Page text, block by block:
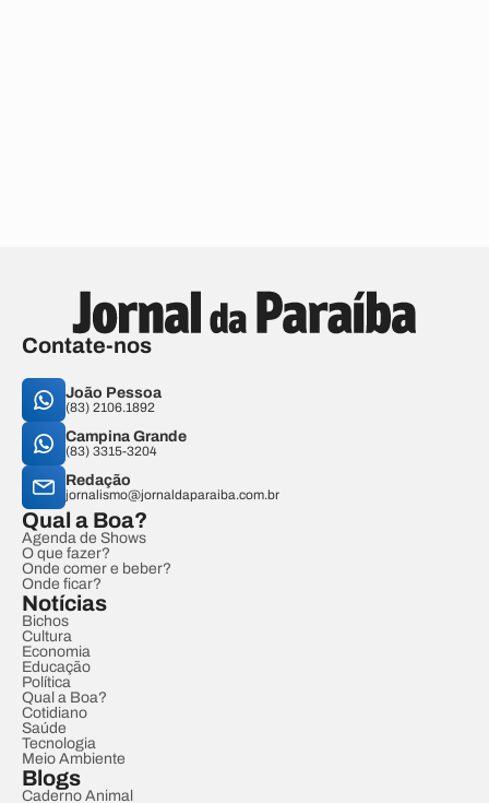
Contate-nos
João Pessoa
(83) 2106.1892
Campina Grande
(83) 3315-3204
Redação
jornalismo@jornaldaparaiba.com.br
Qual a Boa?
Agenda de Shows
O que fazer?
Onde comer e beber?
Onde ficar?
Notícias
Bichos
Cultura
Economia
Educação
Política
Qual a Boa?
Cotidiano
Saúde
Tecnologia
Meio Ambiente
Blogs
Caderno Animal